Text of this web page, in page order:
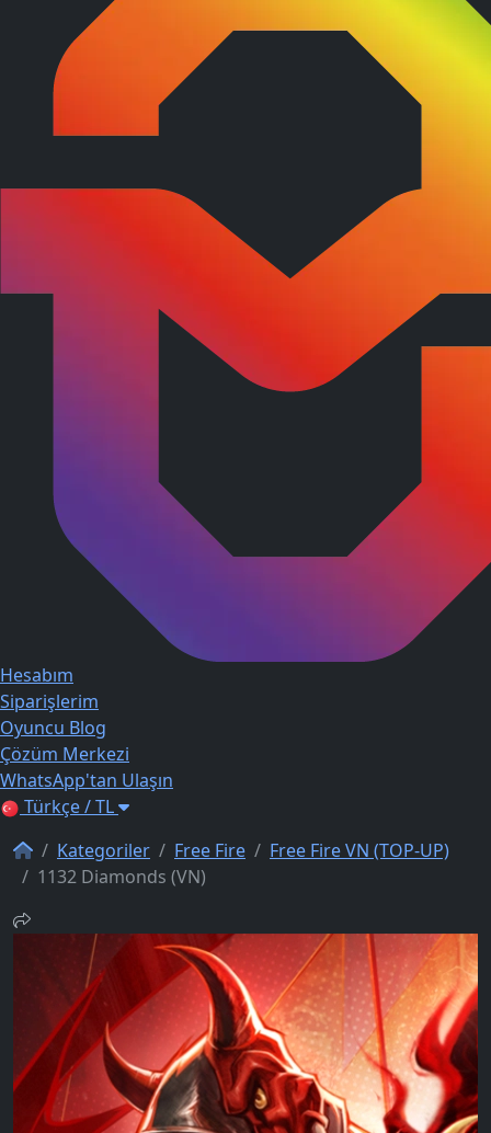
Hesabım
Siparişlerim
Oyuncu Blog
Çözüm Merkezi
WhatsApp'tan Ulaşın
Türkçe / TL
Kategoriler
Free Fire
Free Fire VN (TOP-UP)
1132 Diamonds (VN)